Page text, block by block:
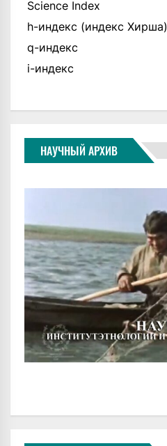
Science Index
h-индекс (индекс Хирша)
q-индекс
i-индекс
НАУЧНЫЙ АРХИВ